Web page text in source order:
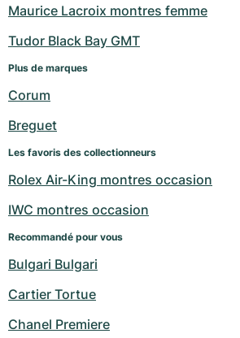
Maurice Lacroix montres femme
Tudor Black Bay GMT
Plus de marques
Corum
Breguet
Les favoris des collectionneurs
Rolex Air-King montres occasion
IWC montres occasion
Recommandé pour vous
Bulgari Bulgari
Cartier Tortue
Chanel Premiere